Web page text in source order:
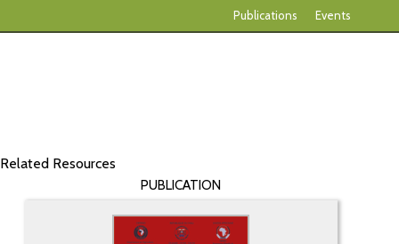
Publications Events
Related Resources
PUBLICATION